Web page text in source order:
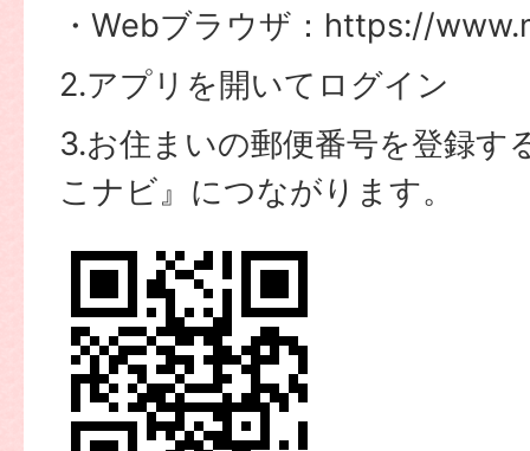
・Webブラウザ：https://
2.アプリを開いてログイン
3.お住まいの郵便番号を登録す
こナビ』につながります。